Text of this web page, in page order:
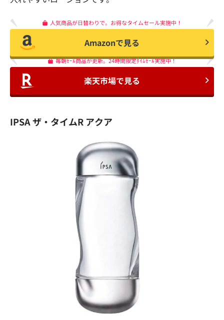
人気商品が日替わりで。お得なタイムセール実施中！
Amazonで見る
毎朝ｾｰﾙ商品が更新。24時間限定ﾀｲﾑｾｰﾙ実施中！
楽天市場で見る
IPSA ザ・タイムR アクア